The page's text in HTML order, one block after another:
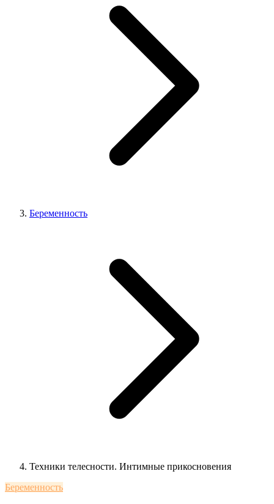
Беременность
Техники телесности. Интимные прикосновения
Беременность